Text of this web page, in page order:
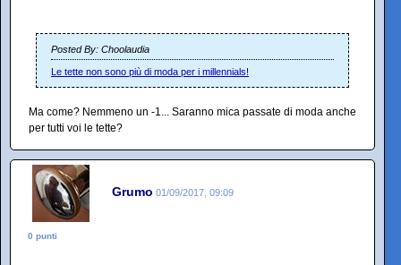
Posted By: Choolaudia
Le tette non sono più di moda per i millennials!
Ma come? Nemmeno un -1... Saranno mica passate di moda anche
per tutti voi le tette?
Grumo 01/09/2017, 09:09
0 punti